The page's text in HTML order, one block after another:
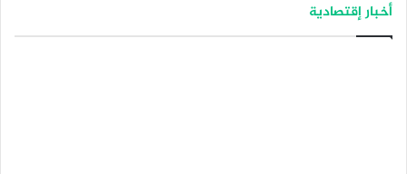
أخبار إقتصادية